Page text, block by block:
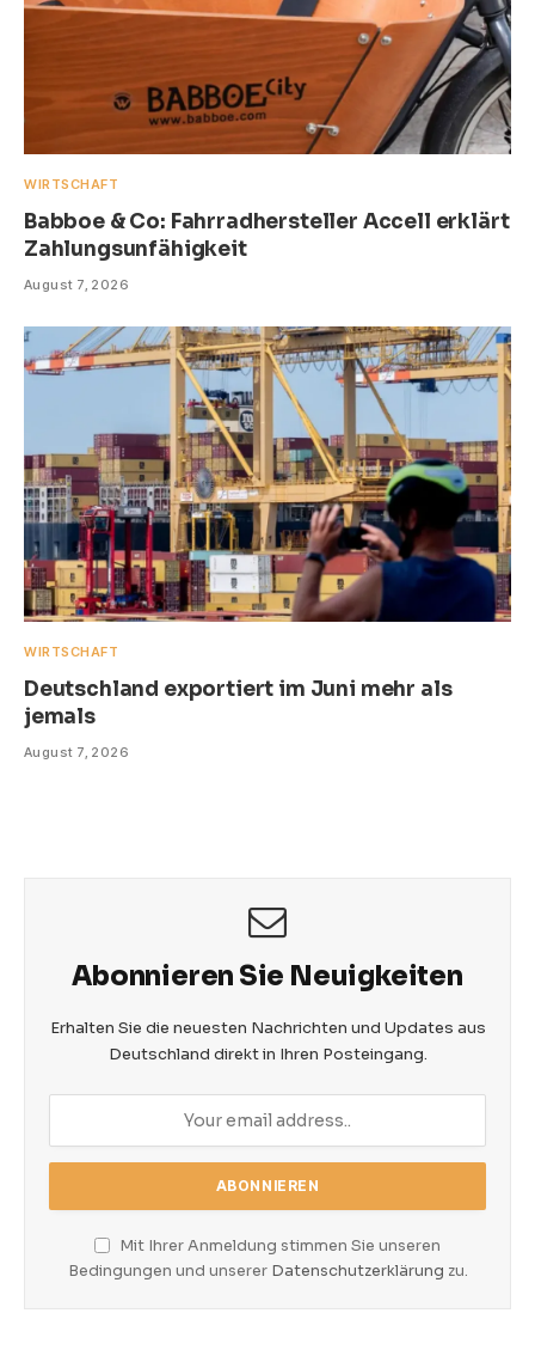
WIRTSCHAFT
Babboe & Co: Fahrradhersteller Accell erklärt
Zahlungsunfähigkeit
August 7, 2026
WIRTSCHAFT
Deutschland exportiert im Juni mehr als
jemals
August 7, 2026
Abonnieren Sie Neuigkeiten
Erhalten Sie die neuesten Nachrichten und Updates aus
Deutschland direkt in Ihren Posteingang.
Mit Ihrer Anmeldung stimmen Sie unseren
Bedingungen und unserer Datenschutzerklärung zu.